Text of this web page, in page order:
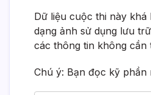
Dữ liệu cuộc thi này khá
dạng ảnh sử dụng lưu
các thông tin không cần
Chú ý: Bạn đọc kỹ phần